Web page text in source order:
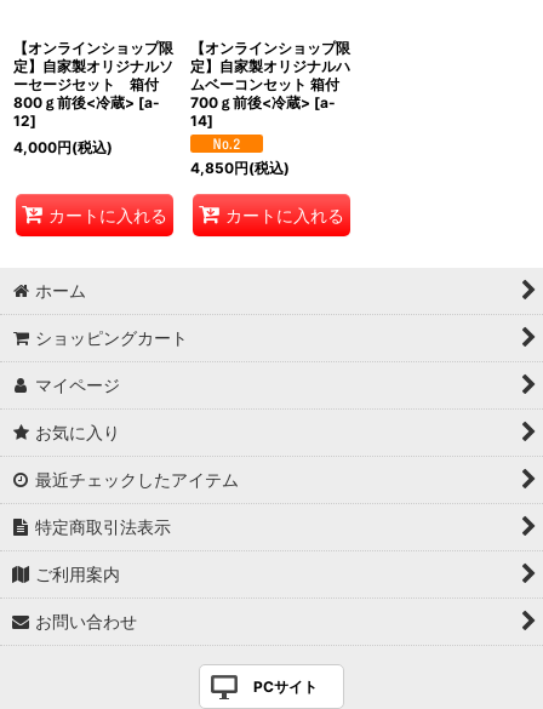
【オンラインショップ限
定】自家製オリジナルソ
ーセージセット 箱付
800ｇ前後<冷蔵> [a-
12]
4,000円(税込)
カートに入れる
【オンラインショップ限
定】自家製オリジナルハ
ムベーコンセット 箱付
700ｇ前後<冷蔵> [a-
14]
4,850円(税込)
カートに入れる
ホーム
ショッピングカート
マイページ
お気に入り
最近チェックしたアイテム
特定商取引法表示
ご利用案内
お問い合わせ
PCサイト